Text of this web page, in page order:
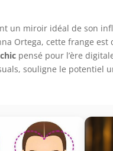
un miroir idéal de son
Ortega, cette frange est
pensé pour l’ère
souligne le potentiel